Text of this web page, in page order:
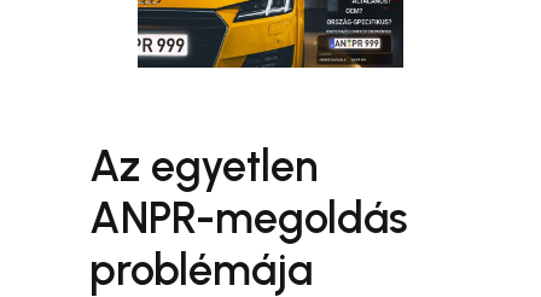
Az egyetlen
ANPR-megoldás
problémája